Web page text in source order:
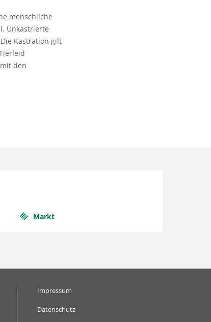
menschliche
Unkastrierte
Kastration gilt
den
Markt
Impressum
Datenschutz